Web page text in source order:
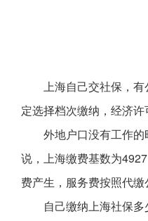
上海自己交社保，
定选择档次缴纳，经济
外地户口没有工作
说，上海缴费基数为
费产生，服务费按照代缴
自己缴纳上海社保